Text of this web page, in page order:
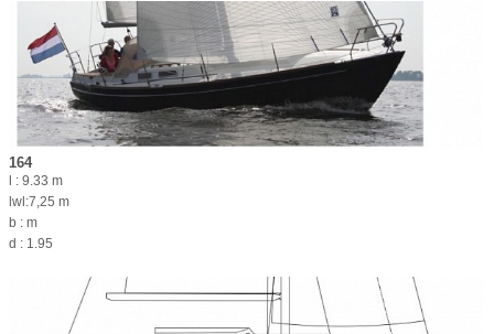
164
l : 9.33 m
lwl:7,25 m
b : m
d : 1.95